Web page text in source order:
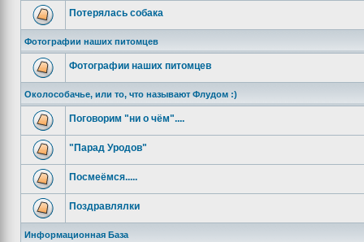
Потерялась собака
Фотографии наших питомцев
Фотографии наших питомцев
Околособачье, или то, что называют Флудом :)
Поговорим "ни о чём"....
"Парад Уродов"
Посмеёмся.....
Поздравлялки
Информационная База